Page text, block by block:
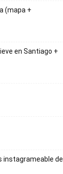
(mapa +
en Santiago +
instagrameable de